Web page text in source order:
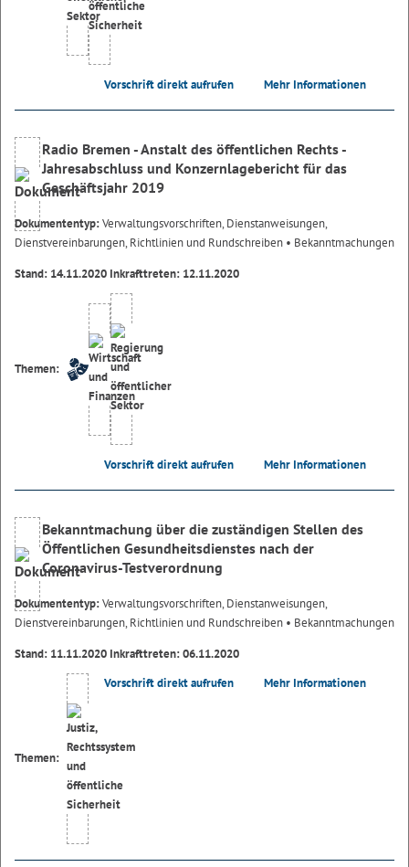
Vorschrift direkt aufrufen Mehr Informationen
Radio Bremen - Anstalt des öffentlichen Rechts -
Jahresabschluss und Konzernlagebericht für das
Geschäftsjahr 2019
Dokumententyp:Verwaltungsvorschriften, Dienstanweisungen,
Dienstvereinbarungen, Richtlinien und Rundschreiben • Bekanntmachungen
Stand: 14.11.2020 Inkrafttreten: 12.11.2020
Themen:
Vorschrift direkt aufrufen Mehr Informationen
Bekanntmachung über die zuständigen Stellen des
Öffentlichen Gesundheitsdienstes nach der
Coronavirus-Testverordnung
Dokumententyp:Verwaltungsvorschriften, Dienstanweisungen,
Dienstvereinbarungen, Richtlinien und Rundschreiben • Bekanntmachungen
Stand: 11.11.2020 Inkrafttreten: 06.11.2020
Themen:
Vorschrift direkt aufrufen Mehr Informationen